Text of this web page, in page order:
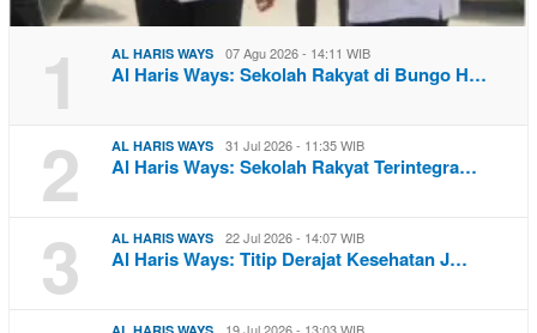
1 AL HARIS WAYS 07 Agu 2026 - 14:11 WIB
Al Haris Ways: Sekolah Rakyat di Bungo H…
2 AL HARIS WAYS 31 Jul 2026 - 11:35 WIB
Al Haris Ways: Sekolah Rakyat Terintegra…
3 AL HARIS WAYS 22 Jul 2026 - 14:07 WIB
Al Haris Ways: Titip Derajat Kesehatan J…